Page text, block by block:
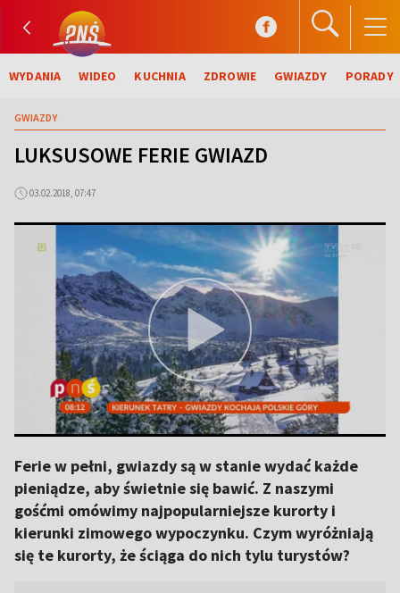
WYDANIA WIDEO KUCHNIA ZDROWIE GWIAZDY PORADY
GWIAZDY
LUKSUSOWE FERIE GWIAZD
03.02.2018, 07:47
Ferie w pełni, gwiazdy są w stanie wydać każde
pieniądze, aby świetnie się bawić. Z naszymi
gośćmi omówimy najpopularniejsze kurorty i
kierunki zimowego wypoczynku. Czym wyróżniają
się te kurorty, że ściąga do nich tylu turystów?